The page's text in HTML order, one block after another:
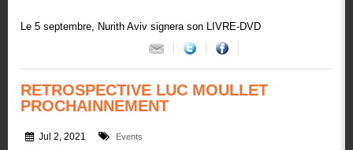
Le 5 septembre, Nurith Aviv signera son LIVRE-DVD
RETROSPECTIVE LUC MOULLET
PROCHAINNEMENT
Jul 2, 2021 Events